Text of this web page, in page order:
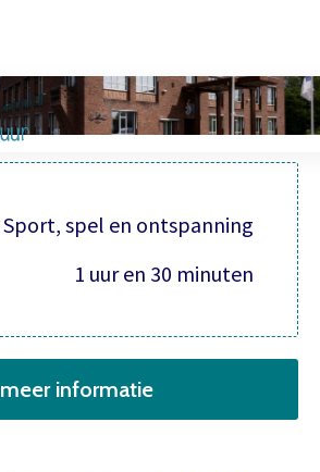
Sport, spel en ontspanning
1 uur en 30 minuten
meer informatie